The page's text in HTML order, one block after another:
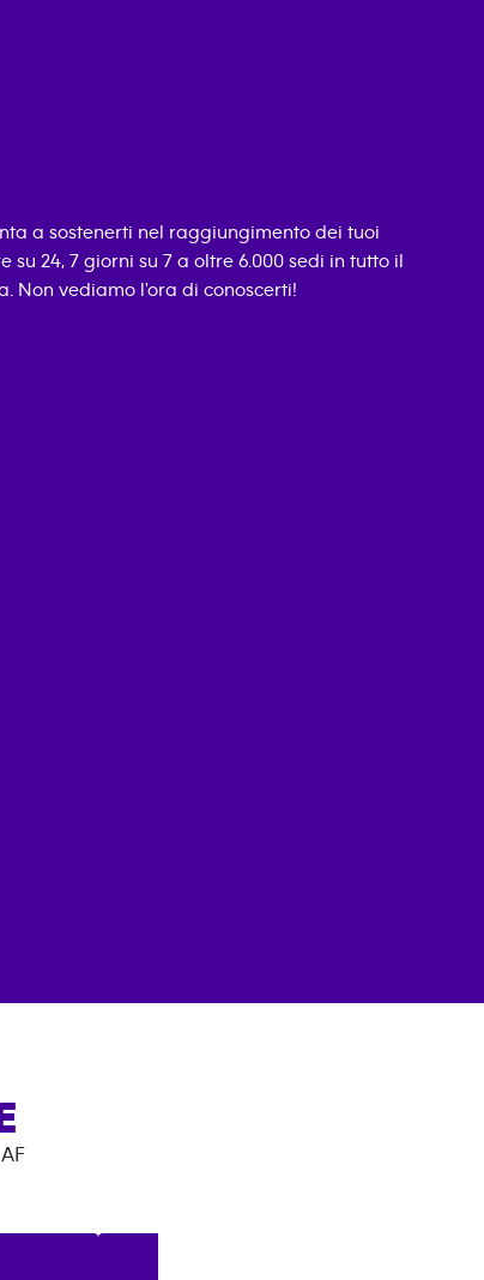
a sostenerti nel raggiungimento dei tuoi
24, 7 giorni su 7 a oltre 6.000 sedi in tutto il
Non vediamo l'ora di conoscerti!